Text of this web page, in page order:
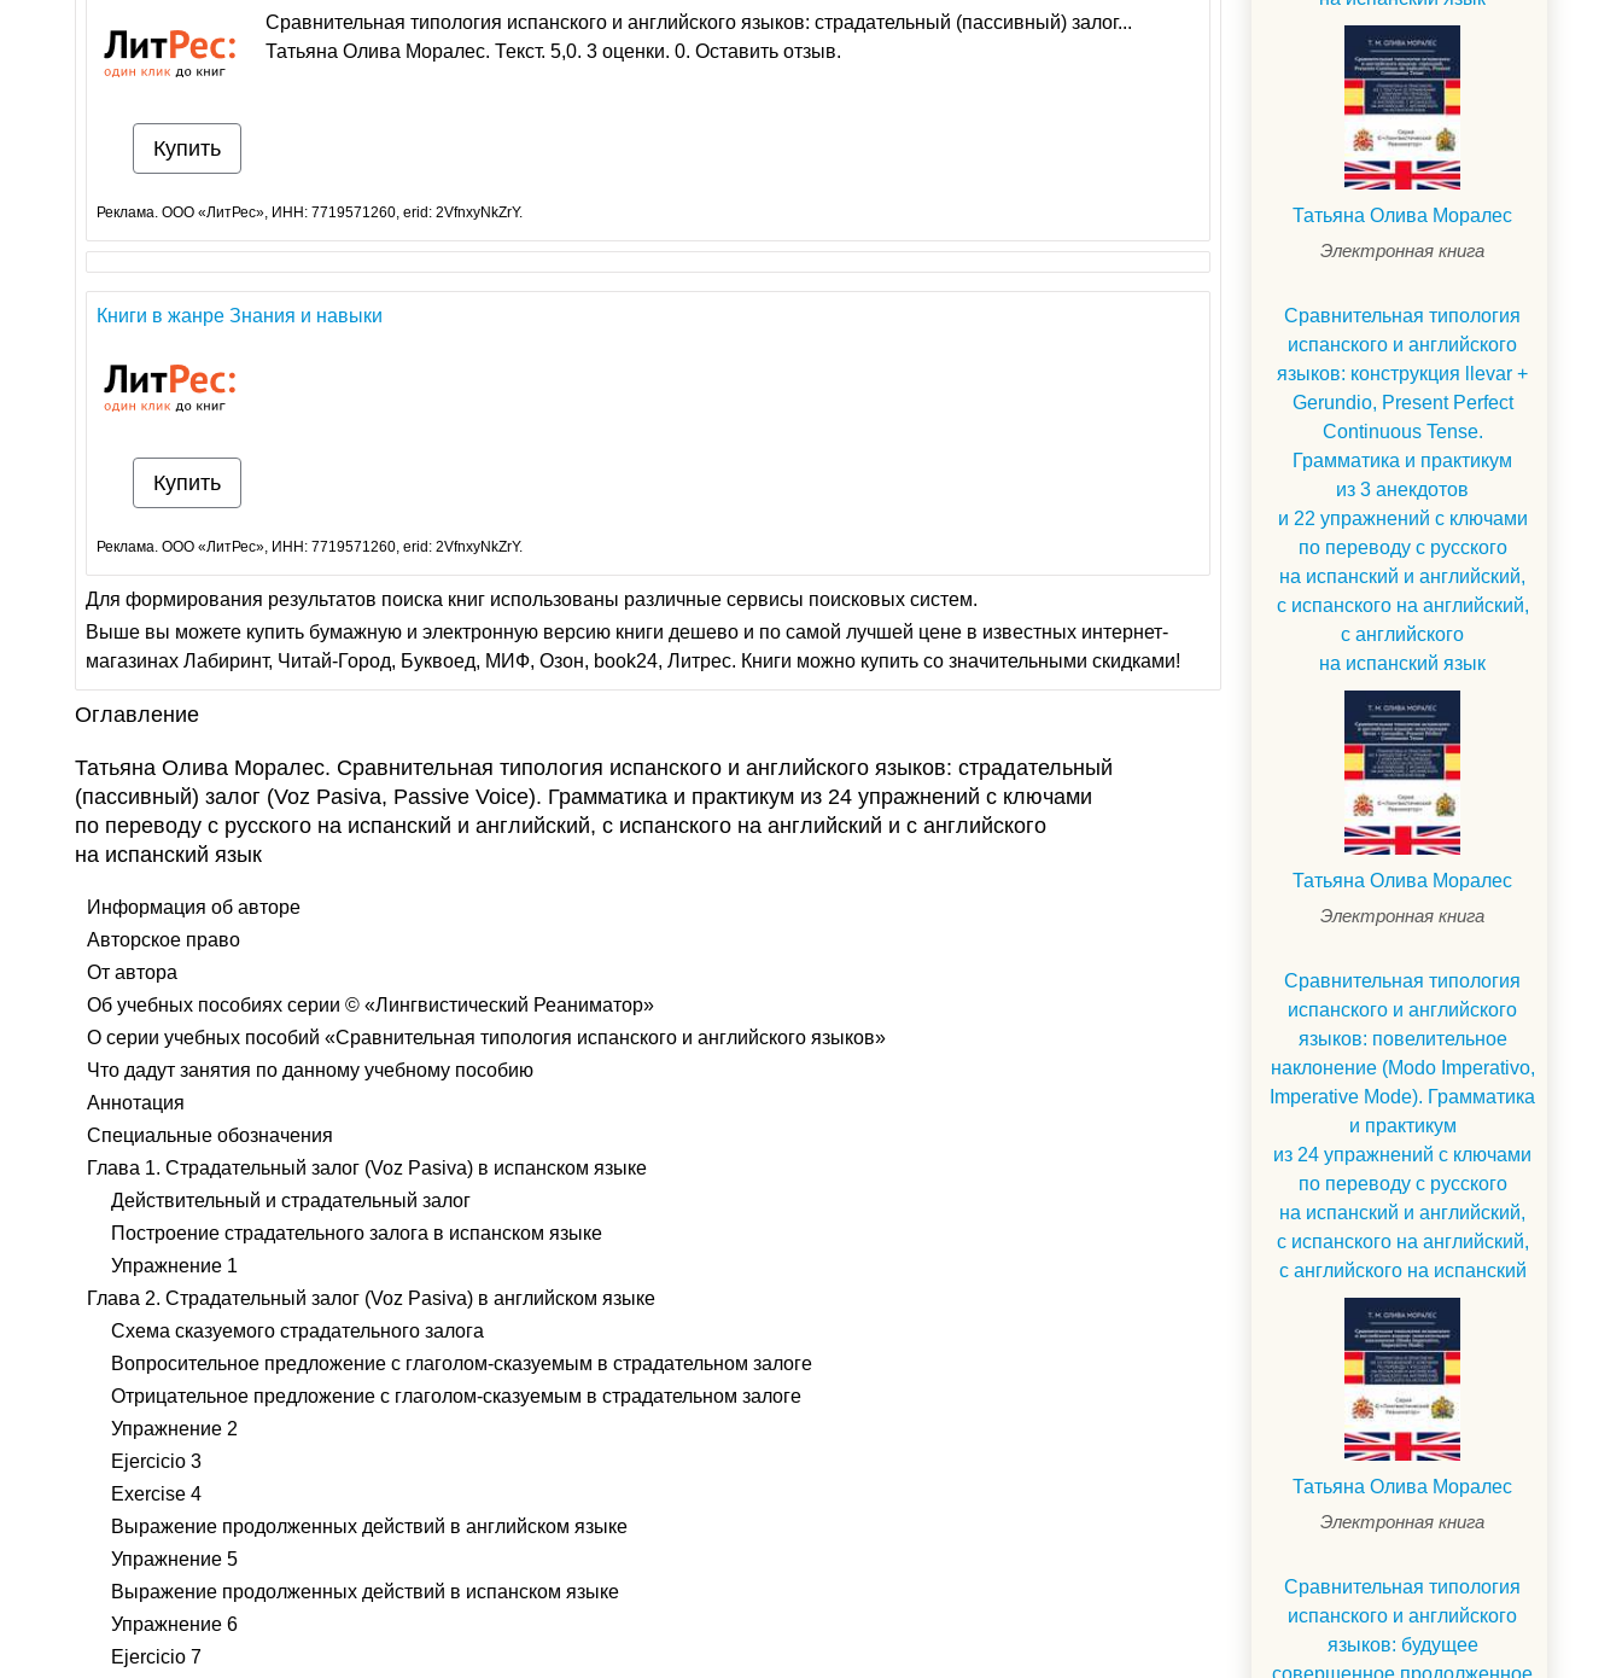
Сравнительная типология испанского и английского языков: страдательный (пассивный) залог...
Татьяна Олива Моралес. Текст. 5,0. 3 оценки. 0. Оставить отзыв.
Купить
Реклама. ООО «ЛитРес», ИНН: 7719571260, erid: 2VfnxyNkZrY.
Книги в жанре Знания и навыки
Купить
Реклама. ООО «ЛитРес», ИНН: 7719571260, erid: 2VfnxyNkZrY.
Для формирования результатов поиска книг использованы различные сервисы поисковых систем.
Выше вы можете купить бумажную и электронную версию книги дешево и по самой лучшей цене в известных интернет-
магазинах Лабиринт, Читай-Город, Буквоед, МИФ, Озон, book24, Литрес. Книги можно купить со значительными скидками!
Оглавление
Татьяна Олива Моралес. Сравнительная типология испанского и английского языков: страдательный
(пассивный) залог (Voz Pasiva, Passive Voice). Грамматика и практикум из 24 упражнений с ключами
по переводу с русского на испанский и английский, с испанского на английский и с английского
на испанский язык
Информация об авторе
Авторское право
От автора
Об учебных пособиях серии © «Лингвистический Реаниматор»
О серии учебных пособий «Сравнительная типология испанского и английского языков»
Что дадут занятия по данному учебному пособию
Аннотация
Специальные обозначения
Глава 1. Страдательный залог (Voz Pasiva) в испанском языке
Действительный и страдательный залог
Построение страдательного залога в испанском языке
Упражнение 1
Глава 2. Страдательный залог (Voz Pasiva) в английском языке
Схема сказуемого страдательного залога
Вопросительное предложение с глаголом-сказуемым в страдательном залоге
Отрицательное предложение с глаголом-сказуемым в страдательном залоге
Упражнение 2
Ejercicio 3
Exercise 4
Выражение продолженных действий в английском языке
Упражнение 5
Выражение продолженных действий в испанском языке
Упражнение 6
Ejercicio 7
Татьяна Олива Моралес
Электронная книга
Сравнительная типология
испанского и английского
языков: конструкция llevar +
Gerundio, Present Perfect
Continuous Tense.
Грамматика и практикум
из 3 анекдотов
и 22 упражнений с ключами
по переводу с русского
на испанский и английский,
с испанского на английский,
с английского
на испанский язык
Татьяна Олива Моралес
Электронная книга
Сравнительная типология
испанского и английского
языков: повелительное
наклонение (Modo Imperativo,
Imperative Mode). Грамматика
и практикум
из 24 упражнений с ключами
по переводу с русского
на испанский и английский,
с испанского на английский,
с английского на испанский
Татьяна Олива Моралес
Электронная книга
Сравнительная типология
испанского и английского
языков: будущее